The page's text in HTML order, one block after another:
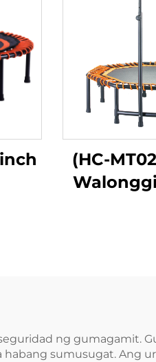
(HC-
ng gumagamit.
habang sumusugat. Ang